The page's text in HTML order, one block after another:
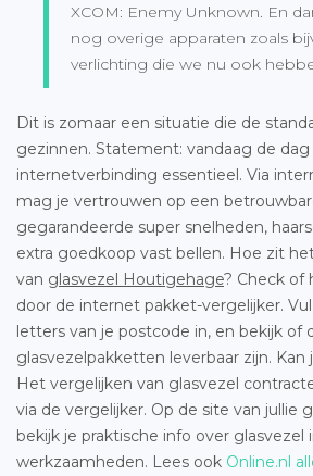
XCOM: Enemy Unknown. En
nog overige apparaten zoals
verlichting die we nu ook
Dit is zomaar een situatie die de
gezinnen. Statement: vandaag de dag
internetverbinding essentieel. Via
mag je vertrouwen op een
gegarandeerde super snelheden,
extra goedkoop vast bellen. Hoe zit
van glasvezel Houtigehage? Check of
door de internet pakket-vergelijker.
letters van je postcode in, en bekijk of
glasvezelpakketten leverbaar zijn. Kan
Het vergelijken van glasvezel
via de vergelijker. Op de site van jullie
bekijk je praktische info over glasvezel
werkzaamheden. Lees ook Online.nl